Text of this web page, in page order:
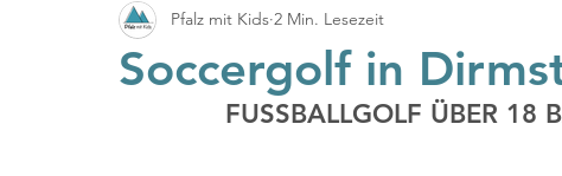
Soccergolf in
Pfalz mit Kids 2 Min. Lesezeit
FUSSBALLGOLF ÜBER 18